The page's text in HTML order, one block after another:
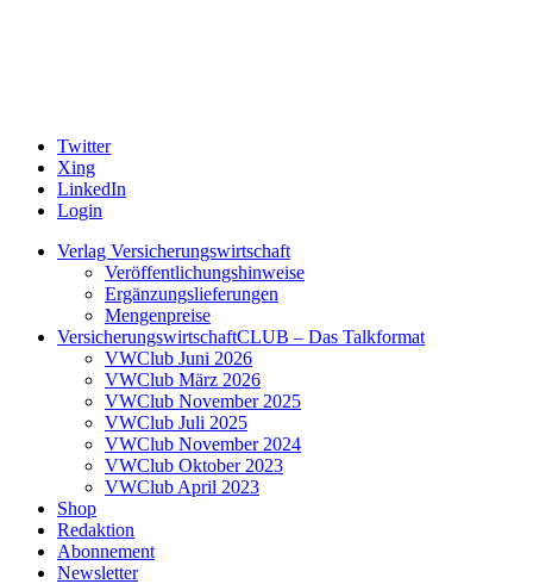
Twitter
Xing
LinkedIn
Login
Verlag Versicherungswirtschaft
Veröffentlichungshinweise
Ergänzungslieferungen
Mengenpreise
VersicherungswirtschaftCLUB – Das Talkformat
VWClub Juni 2026
VWClub März 2026
VWClub November 2025
VWClub Juli 2025
VWClub November 2024
VWClub Oktober 2023
VWClub April 2023
Shop
Redaktion
Abonnement
Newsletter